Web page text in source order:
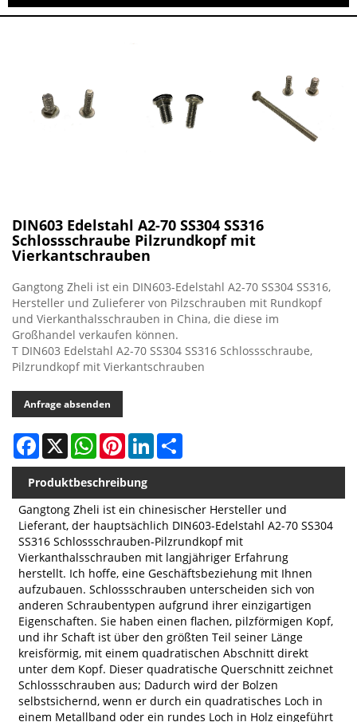
DIN603 Edelstahl A2-70 SS304 SS316
Schlossschraube Pilzrundkopf mit
Vierkantschrauben
Gangtong Zheli ist ein DIN603-Edelstahl A2-70 SS304 SS316,
Hersteller und Zulieferer von Pilzschrauben mit Rundkopf
und Vierkanthalsschrauben in China, die diese im
Großhandel verkaufen können.
T DIN603 Edelstahl A2-70 SS304 SS316 Schlossschraube,
Pilzrundkopf mit Vierkantschrauben
Anfrage absenden
Facebook
X WhatsAppPinterestLinkedIn
Produktbeschreibung
Gangtong Zheli ist ein chinesischer Hersteller und
Lieferant, der hauptsächlich DIN603-Edelstahl A2-70 SS304
SS316 Schlossschrauben-Pilzrundkopf mit
Vierkanthalsschrauben mit langjähriger Erfahrung
herstellt. Ich hoffe, eine Geschäftsbeziehung mit Ihnen
aufzubauen. Schlossschrauben unterscheiden sich von
anderen Schraubentypen aufgrund ihrer einzigartigen
Eigenschaften. Sie haben einen flachen, pilzförmigen Kopf,
und ihr Schaft ist über den größten Teil seiner Länge
kreisförmig, mit einem quadratischen Abschnitt direkt
unter dem Kopf. Dieser quadratische Querschnitt zeichnet
Schlossschrauben aus; Dadurch wird der Bolzen
selbstsichernd, wenn er durch ein quadratisches Loch in
einem Metallband oder ein rundes Loch in Holz eingeführt